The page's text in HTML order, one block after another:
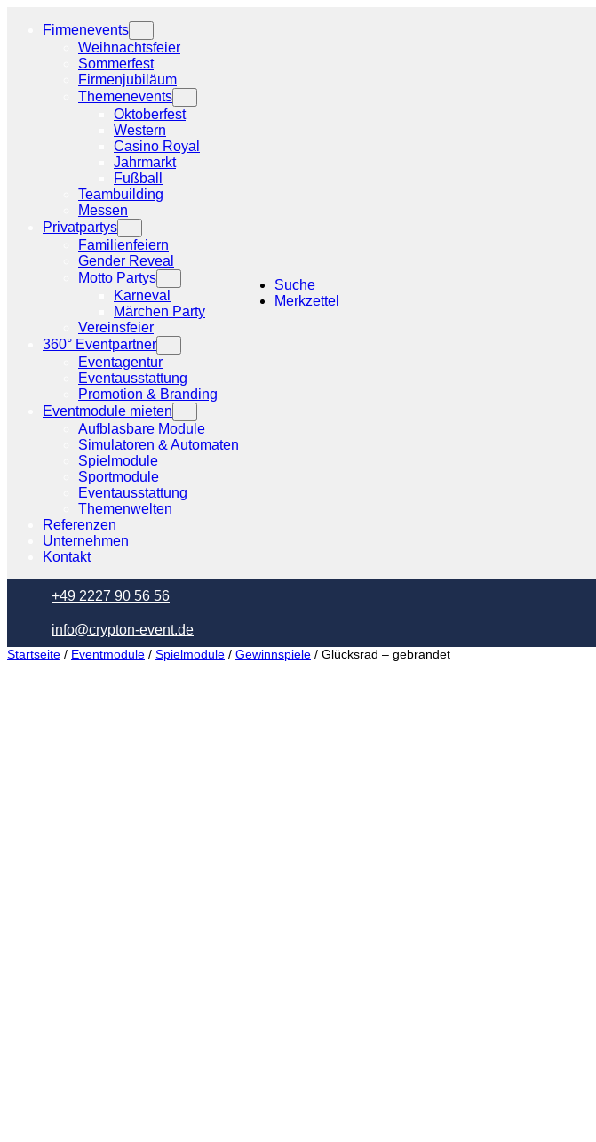
Firmenevents
Weihnachtsfeier
Sommerfest
Firmenjubiläum
Themenevents
Oktoberfest
Western
Casino Royal
Jahrmarkt
Fußball
Teambuilding
Messen
Privatpartys
Familienfeiern
Gender Reveal
Motto Partys
Karneval
Märchen Party
Vereinsfeier
360° Eventpartner
Eventagentur
Eventausstattung
Promotion & Branding
Eventmodule mieten
Aufblasbare Module
Simulatoren & Automaten
Spielmodule
Sportmodule
Eventausstattung
Themenwelten
Referenzen
Unternehmen
Kontakt
Suche
Merkzettel
+49 2227 90 56 56
info@crypton-event.de
Startseite / Eventmodule / Spielmodule / Gewinnspiele / Glücksrad – gebrandet